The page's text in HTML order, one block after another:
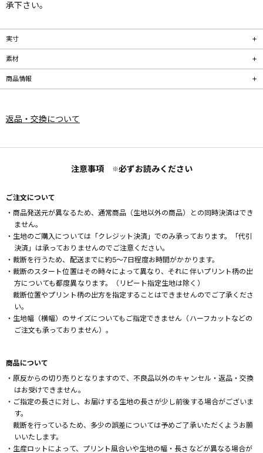
承下さい。
実寸
素材
商品情報
返品・交換について
注意事項 ※必ずお読みください
ご注文について
・商品発送元が異なるため、通常商品（生地以外の商品）との同時決済はでき
ません。
・生地のご購入については「クレジット決済」でのみ承っております。「代引
決済」は承っておりませんのでご注意ください。
・裁断を行うため、配送までに約5～7日程度お時間がかかります。
・裁断のスタート位置はその時々によって異なり、それに伴いプリント柄の出
方についても都度異なります。（リピート指定生地は除く）
裁断位置やプリント柄の出方を指定することはできませんのでご了承くださ
い。
・生地幅（横幅）のサイズについてもご指定できません（ハーフカットなどの
ご注文も承っておりません）。
商品について
・原反からの切り売りとなりますので、不良品以外のキャンセル・返品・交換
はお受けできません。
・ご指定の長さに対し、お届けする生地の長さが少し前後する場合がございま
す。
裁断を行っているため、多少の誤差については予めご了承いただくようお願
いいたします。
・生産ロットによって、プリント風合いや生地の幅・長さなどが異なる場合が